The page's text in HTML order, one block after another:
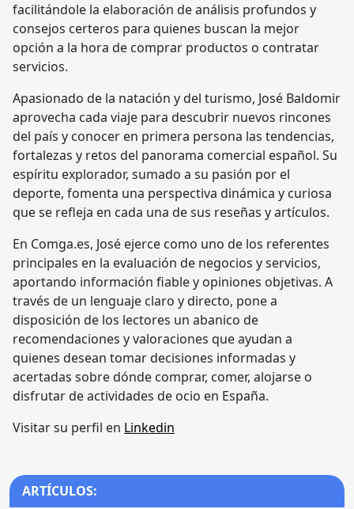
facilitándole la elaboración de análisis profundos y
consejos certeros para quienes buscan la mejor
opción a la hora de comprar productos o contratar
servicios.
Apasionado de la natación y del turismo, José Baldomir
aprovecha cada viaje para descubrir nuevos rincones
del país y conocer en primera persona las tendencias,
fortalezas y retos del panorama comercial español. Su
espíritu explorador, sumado a su pasión por el
deporte, fomenta una perspectiva dinámica y curiosa
que se refleja en cada una de sus reseñas y artículos.
En Comga.es, José ejerce como uno de los referentes
principales en la evaluación de negocios y servicios,
aportando información fiable y opiniones objetivas. A
través de un lenguaje claro y directo, pone a
disposición de los lectores un abanico de
recomendaciones y valoraciones que ayudan a
quienes desean tomar decisiones informadas y
acertadas sobre dónde comprar, comer, alojarse o
disfrutar de actividades de ocio en España.
Visitar su perfil en Linkedin
ARTÍCULOS: